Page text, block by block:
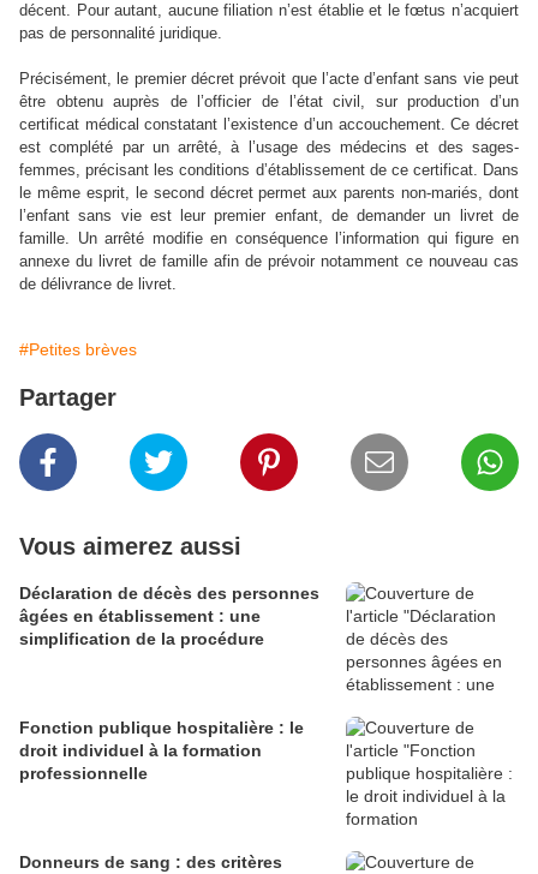
décent. Pour autant, aucune filiation n’est établie et le fœtus n’acquiert
pas de personnalité juridique.
Précisément, le premier décret prévoit que l’acte d’enfant sans vie peut
être obtenu auprès de l’officier de l’état civil, sur production d’un
certificat médical constatant l’existence d’un accouchement. Ce décret
est complété par un arrêté, à l’usage des médecins et des sages-
femmes, précisant les conditions d’établissement de ce certificat. Dans
le même esprit, le second décret permet aux parents non-mariés, dont
l’enfant sans vie est leur premier enfant, de demander un livret de
famille. Un arrêté modifie en conséquence l’information qui figure en
annexe du livret de famille afin de prévoir notamment ce nouveau cas
de délivrance de livret.
#Petites brèves
Partager
Vous aimerez aussi
Déclaration de décès des personnes
âgées en établissement : une
simplification de la procédure
Fonction publique hospitalière : le
droit individuel à la formation
professionnelle
Donneurs de sang : des critères